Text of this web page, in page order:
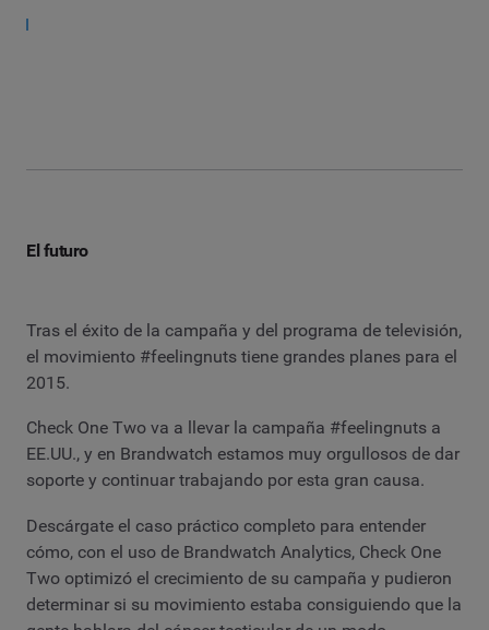
El futuro
Tras el éxito de la campaña y del programa de televisión,
el movimiento #feelingnuts tiene grandes planes para el
2015.
Check One Two va a llevar la campaña #feelingnuts a
EE.UU., y en Brandwatch estamos muy orgullosos de dar
soporte y continuar trabajando por esta gran causa.
Descárgate el caso práctico completo para entender
cómo, con el uso de Brandwatch Analytics, Check One
Two optimizó el crecimiento de su campaña y pudieron
determinar si su movimiento estaba consiguiendo que la